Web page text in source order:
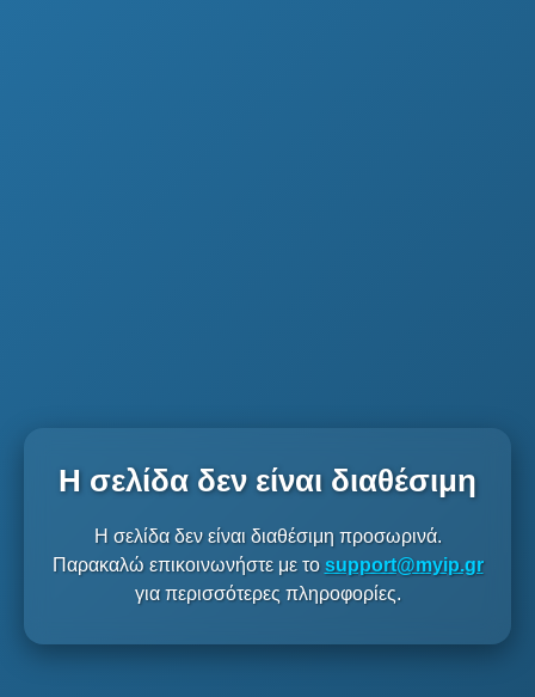
Η σελίδα δεν είναι διαθέσιμη
Η σελίδα δεν είναι διαθέσιμη προσωρινά.
Παρακαλώ επικοινωνήστε με το support@myip.gr
για περισσότερες πληροφορίες.